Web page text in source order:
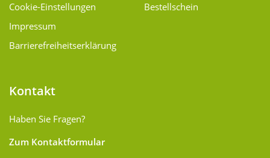
Cookie-Einstellungen
Impressum
Barrierefreiheitserklärung
Bestellschein
Kontakt
Haben Sie Fragen?
Zum Kontaktformular